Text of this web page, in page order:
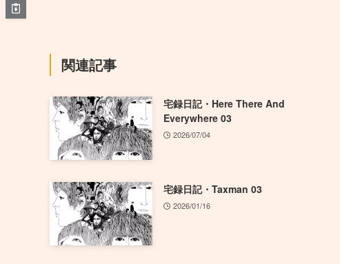
関連記事
宅録日記・Here There And
Everywhere 03
2026/07/04
宅録日記・Taxman 03
2026/01/16